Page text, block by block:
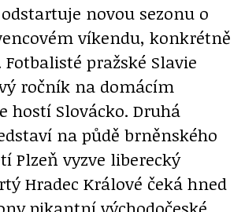
novou sezonu o
víkendu, konkrétně
Fotbalisté pražské Slavie
ročník na domácím
hostí Slovácko. Druhá
na půdě brněnského
Plzeň vyzve liberecký
Hradec Králové čeká hned
pikantní východočeské